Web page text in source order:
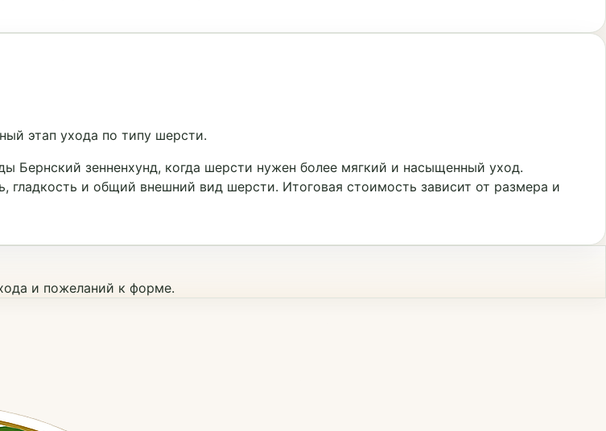
этап ухода по типу шерсти.
Бернский зенненхунд, когда шерсти нужен более мягкий и насыщенный уход.
гладкость и общий внешний вид шерсти. Итоговая стоимость зависит от размера и
и пожеланий к форме.